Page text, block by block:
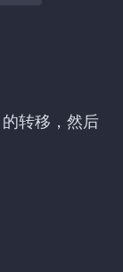
转移，然后